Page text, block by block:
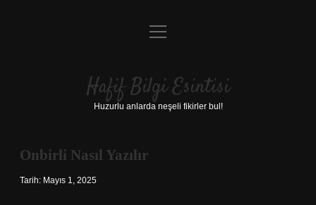
Anasayfa
Yasal Uyarı
menüyü
Hafif Bilgi Esintisi
Huzurlu anlarda neşeli fikirler bul!
Onbirli Nasıl Yazılır
Tarih: Mayıs 1, 2025